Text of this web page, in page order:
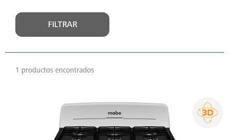
FILTRAR
1 productos encontrados